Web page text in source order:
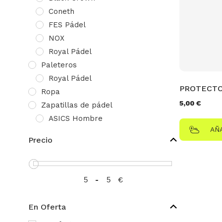
Coneth
FES Pádel
NOX
Royal Pádel
Paleteros
Royal Pádel
Ropa
Zapatillas de pádel
ASICS Hombre
Precio
- €
En Oferta
5,00 €